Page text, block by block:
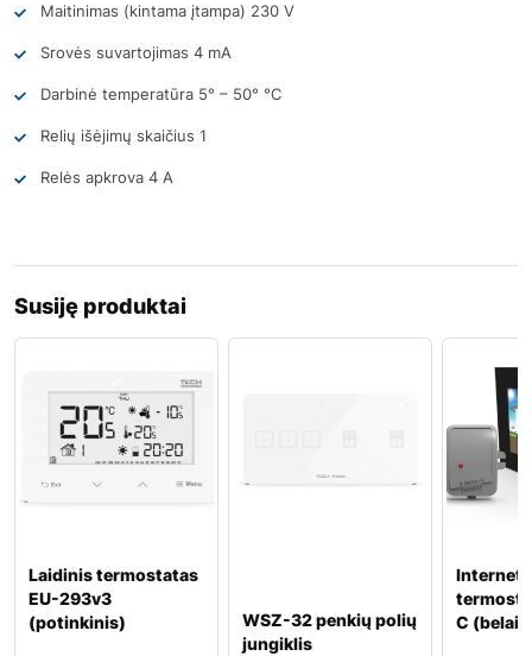
Maitinimas (kintama įtampa) 230 V
Srovės suvartojimas 4 mA
Darbinė temperatūra 5° – 50° °C
Relių išėjimų skaičius 1
Relės apkrova 4 A
Susiję produktai
Laidinis termostatas
EU-293v3
(potinkinis)
WSZ-32 penkių polių
jungiklis
C